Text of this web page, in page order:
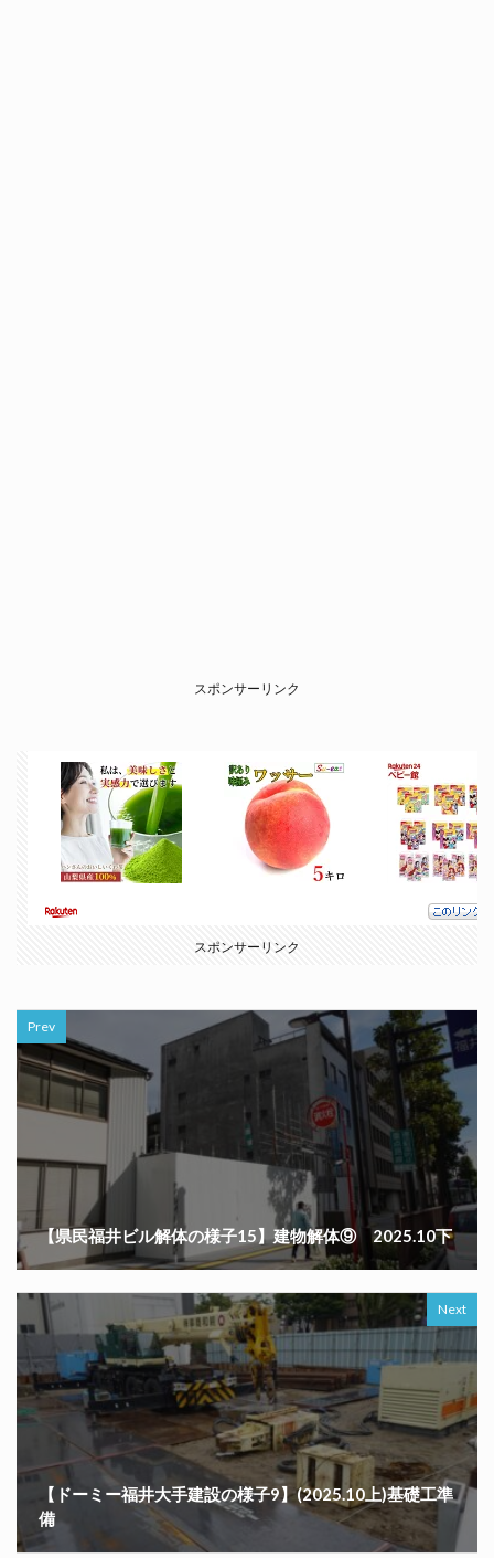
スポンサーリンク
スポンサーリンク
Prev
【県民福井ビル解体の様子15】建物解体⑨ 2025.10下
Next
【ドーミー福井大手建設の様子9】(2025.10上)基礎工準
備